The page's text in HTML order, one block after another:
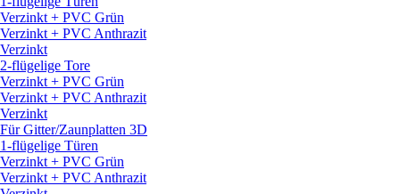
Verzinkt + PVC Grün
Verzinkt + PVC Anthrazit
Verzinkt
2-flügelige Tore
Verzinkt + PVC Grün
Verzinkt + PVC Anthrazit
Verzinkt
Für Gitter/Zaunplatten 3D
1-flügelige Türen
Verzinkt + PVC Grün
Verzinkt + PVC Anthrazit